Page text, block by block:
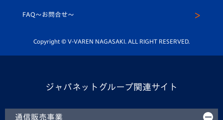
平和祈念活動
ホームタウン活動
スクール
FAQ〜お問合せ〜
Copyright © V-VAREN NAGASAKI. ALL RIGHT RESERVED.
ジャパネットグループ関連サイト
通信販売事業